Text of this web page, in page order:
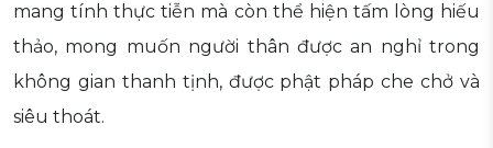
mang tính thực tiễn mà còn thể hiện tấm lòng hiếu
thảo, mong muốn người thân được an nghỉ trong
không gian thanh tịnh, được phật pháp che chở và
siêu thoát.